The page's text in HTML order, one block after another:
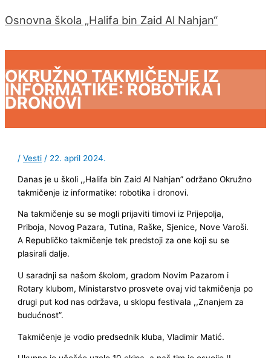
na
Osnovna škola „Halifa bin Zaid Al Nahjan“
OKRUŽNO TAKMIČENJE IZ
INFORMATIKE: ROBOTIKA I
DRONOVI
/Vesti / 22. april 2024.
Danas je u školi ,,Halifa bin Zaid Al Nahjan” održano Okružno
takmičenje iz informatike: robotika i dronovi.
Na takmičenje su se mogli prijaviti timovi iz Prijepolja,
Priboja, Novog Pazara, Tutina, Raške, Sjenice, Nove Varoši.
A Republičko takmičenje tek predstoji za one koji su se
plasirali dalje.
U saradnji sa našom školom, gradom Novim Pazarom i
Rotary klubom, Ministarstvo prosvete ovaj vid takmičenja po
drugi put kod nas održava, u sklopu festivala ,,Znanjem za
budućnost”.
Takmičenje je vodio predsednik kluba, Vladimir Matić.